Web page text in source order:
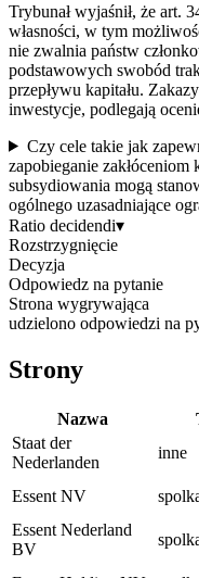
Trybunał wyjaśnił, że art.
własności, w tym
nie zwalnia państw
podstawowych swobód
przepływu kapitału.
inwestycje, podlegają
Czy cele takie jak
zapobieganie
subsydiowania mogą
ogólnego uzasadniające
Ratio decidendi▾
Rozstrzygnięcie
Decyzja
Odpowiedz na pytanie
Strona wygrywająca
udzielono odpowiedzi na
Strony
Nazwa
Staat der
Nederlanden
inne
Essent NV
Essent Nederland
BV